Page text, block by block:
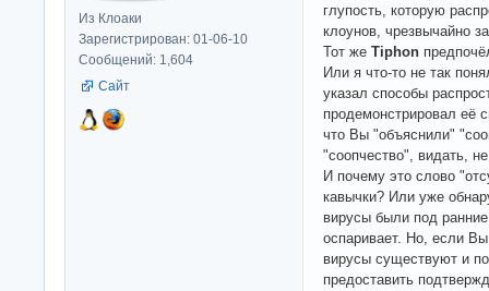
Из Клоаки
Зарегистрирован: 01-06-10
Сообщений: 1,604
Сайт
глупость, которую
клоунов, чрезвычайно
Тот же Tiphon
Или я что-то не так
указал способы
продемонстрировал её
что Вы "объяснили"
"соопчество", видать,
И почему это слово
кавычки? Или уже
вирусы были под
оспаривает. Но, если
вирусы существуют и
предоставить